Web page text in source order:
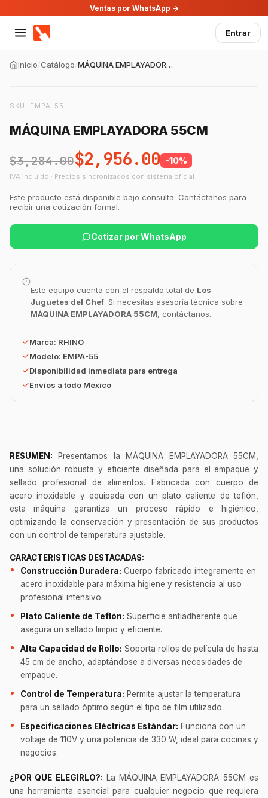
Ventas por WhatsApp →
Entrar
Inicio/Catálogo/ MÁQUINA EMPLAYADORA 55CM
SKU: EMPA-55
MÁQUINA EMPLAYADORA 55CM
$3,284.00$2,956.00 -10%
IVA incluido · Precios sincronizados con sistema oficial
Este producto está disponible bajo consulta. Contáctanos para
recibir una cotización formal.
Cotizar por WhatsApp
Este equipo cuenta con el respaldo total de Los
Juguetes del Chef. Si necesitas asesoría técnica sobre
MÁQUINA EMPLAYADORA 55CM, contáctanos.
Marca: RHINO
Modelo: EMPA-55
Disponibilidad inmediata para entrega
Envíos a todo México
RESUMEN: Presentamos la MÁQUINA EMPLAYADORA 55CM,
una solución robusta y eficiente diseñada para el empaque y
sellado profesional de alimentos. Fabricada con cuerpo de
acero inoxidable y equipada con un plato caliente de teflón,
esta máquina garantiza un proceso rápido e higiénico,
optimizando la conservación y presentación de sus productos
con un control de temperatura ajustable.
CARACTERISTICAS DESTACADAS:
Construcción Duradera: Cuerpo fabricado íntegramente en
acero inoxidable para máxima higiene y resistencia al uso
profesional intensivo.
Plato Caliente de Teflón: Superficie antiadherente que
asegura un sellado limpio y eficiente.
Alta Capacidad de Rollo: Soporta rollos de película de hasta
45 cm de ancho, adaptándose a diversas necesidades de
empaque.
Control de Temperatura: Permite ajustar la temperatura
para un sellado óptimo según el tipo de film utilizado.
Especificaciones Eléctricas Estándar: Funciona con un
voltaje de 110V y una potencia de 330 W, ideal para cocinas y
negocios.
¿POR QUE ELEGIRLO?: La MÁQUINA EMPLAYADORA 55CM es
una herramienta esencial para cualquier negocio que requiera
Asesor Chef Online
¡Hola Chef! 🍳 Soy GastroBot, tu asesor
de cocina profesional de GastroArt.
¿En qué te puedo apoyar hoy con tu
Ver uniformes y filipinas
Métodos de envío y entrega
Ver sucursales y contacto